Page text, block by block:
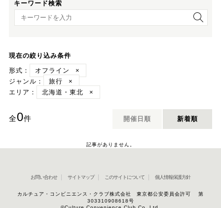
キーワード検索
キーワード検索
現在の絞り込み条件
形式：
オフライン
×
ジャンル：
旅行
×
エリア：
北海道・東北 ×
全0件 開催日順 新着順
記事がありません。
お問い合わせ サイトマップ このサイトについて 個人情報保護方針
カルチュア・コンビニエンス・クラブ株式会社 東京都公安委員会許可 第
303310908618号